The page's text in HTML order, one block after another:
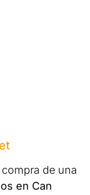
de una
en Can